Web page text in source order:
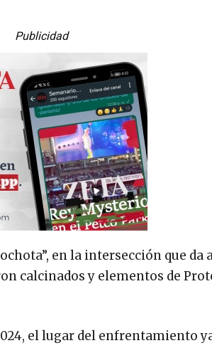
Publicidad
en la intersección que da
calcinados y elementos de
el lugar del enfrentamiento